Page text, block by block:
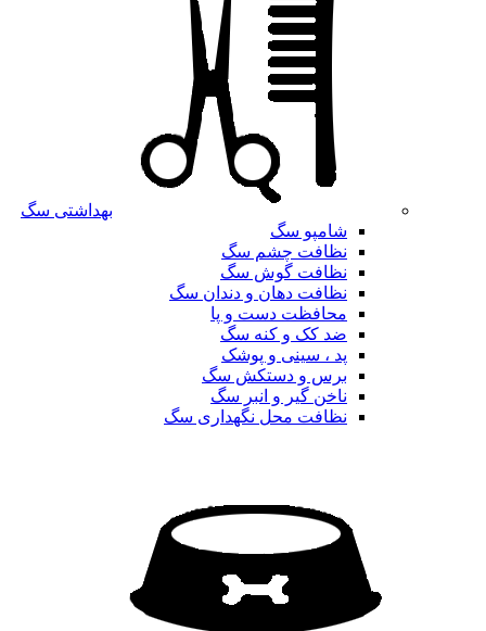
بهداشتی سگ
شامپو سگ
نظافت چشم سگ
نظافت گوش سگ
نظافت دهان و دندان سگ
محافظت دست و پا
ضد کک و کنه سگ
پد ، سینی و پوشک
برس و دستکش سگ
ناخن گیر و انبر سگ
نظافت محل نگهداری سگ